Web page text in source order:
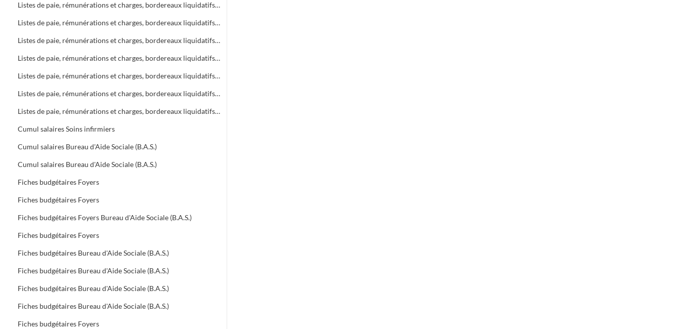
Listes de paie, rémunérations et charges, bordereaux liquidatifs C.A.M.S.P.
Listes de paie, rémunérations et charges, bordereaux liquidatifs Soins infirmiers
Listes de paie, rémunérations et charges, bordereaux liquidatifs Bureau d'Aide Sociale (B.A.S.)
Listes de paie, rémunérations et charges, bordereaux liquidatifs C.A.M.S.P.
Listes de paie, rémunérations et charges, bordereaux liquidatifs Soins infirmiers
Listes de paie, rémunérations et charges, bordereaux liquidatifs Bureau d'Aide Sociale (B.A.S.)
Listes de paie, rémunérations et charges, bordereaux liquidatifs Foyers
Cumul salaires Soins infirmiers
Cumul salaires Bureau d'Aide Sociale (B.A.S.)
Cumul salaires Bureau d'Aide Sociale (B.A.S.)
Fiches budgétaires Foyers
Fiches budgétaires Foyers
Fiches budgétaires Foyers Bureau d'Aide Sociale (B.A.S.)
Fiches budgétaires Foyers
Fiches budgétaires Bureau d'Aide Sociale (B.A.S.)
Fiches budgétaires Bureau d'Aide Sociale (B.A.S.)
Fiches budgétaires Bureau d'Aide Sociale (B.A.S.)
Fiches budgétaires Bureau d'Aide Sociale (B.A.S.)
Fiches budgétaires Foyers